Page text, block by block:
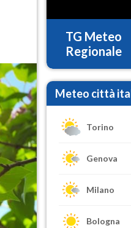
TG Meteo
Regionale
Meteo città
Torino
Genova
Milano
Bologna